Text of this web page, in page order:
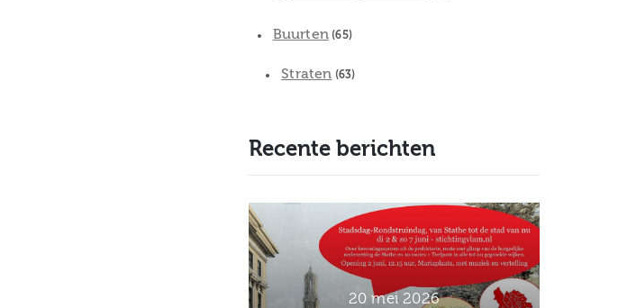
Buurten (65)
Straten (63)
Recente berichten
20 mei 2026